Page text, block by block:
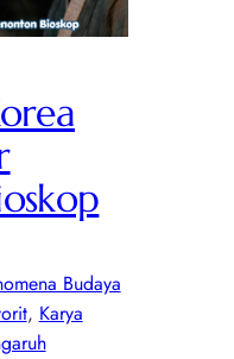
Budaya
, Karya